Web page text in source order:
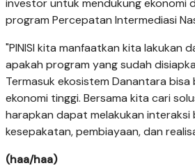
investor untuk mendukung ekonomi
program Percepatan Intermediasi
"PINISI kita manfaatkan kita lakukan
apakah program yang sudah
Termasuk ekosistem Danantara
ekonomi tinggi. Bersama kita cari
harapkan dapat melakukan interaksi
kesepakatan, pembiayaan, dan
(haa/haa)